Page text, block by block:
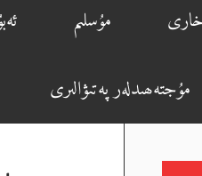
مۇسلىم
مۇجتەھىدلەر پەتىۋالىرى